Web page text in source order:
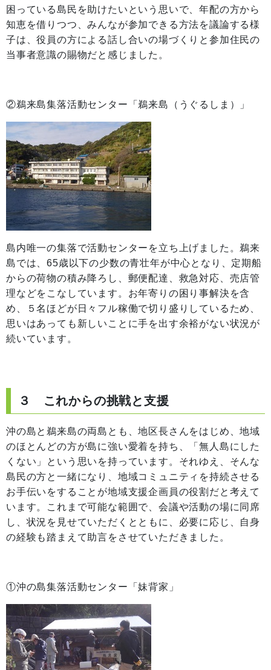
困っている島民を助けたいという思いで、年配の方から
知恵を借りつつ、みんなが参加できる方法を議論する様
子は、役員の方による話し合いの場づくりと参加住民の
当事者意識の賜物だと感じました。
②鵜来島集落活動センター「鵜来島（うぐるしま）」
島内唯一の集落で活動センターを立ち上げました。鵜来
島では、65歳以下の少数の青壮年が中心となり、定期船
からの荷物の積み降ろし、郵便配達、救急対応、売店管
理などをこなしています。お年寄りの困り事解決を含
め、５名ほどが日々フル稼働で切り盛りしているため、
思いはあっても新しいことに手を出す余裕がない状況が
続いています。
３ これからの挑戦と支援
沖の島と鵜来島の両島とも、地区長さんをはじめ、地域
のほとんどの方が島に強い愛着を持ち、「無人島にした
くない」という思いを持っています。それゆえ、そんな
島民の方と一緒になり、地域コミュニティを持続させる
お手伝いをすることが地域支援企画員の役割だと考えて
います。これまで可能な範囲で、会議や活動の場に同席
し、状況を見せていただくとともに、必要に応じ、自身
の経験も踏まえて助言をさせていただきました。
①沖の島集落活動センター「妹背家」